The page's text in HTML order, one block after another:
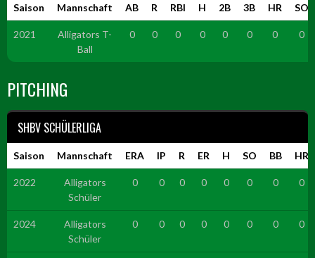
Saison Mannschaft AB R RBI H 2B 3B HR SO
2021
Alligators T-
Ball
0 0 0 0 0 0 0 0
PITCHING
SHBV SCHÜLERLIGA
Saison Mannschaft ERA IP R ER H SO BB HR
2022
Alligators
Schüler
0 0 0 0 0 0 0 0
2024
Alligators
Schüler
0 0 0 0 0 0 0 0